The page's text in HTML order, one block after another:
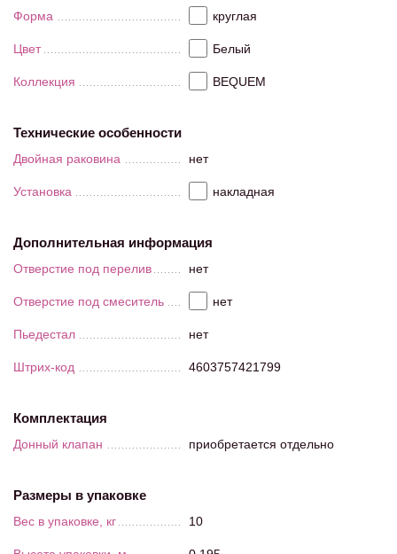
Форма круглая
Цвет Белый
Коллекция BEQUEM
Технические особенности
Двойная раковина нет
Установка накладная
Дополнительная информация
Отверстие под перелив нет
Отверстие под смеситель нет
Пьедестал нет
Штрих-код 4603757421799
Комплектация
Донный клапан приобретается отдельно
Размеры в упаковке
Вес в упаковке, кг 10